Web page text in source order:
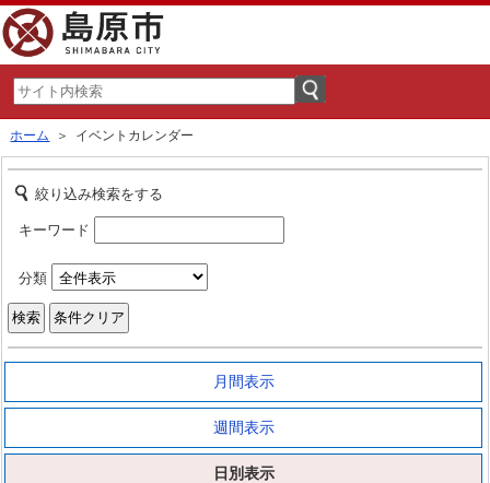
ホーム ＞ イベントカレンダー
絞り込み検索をする
キーワード
分類
月間表示
週間表示
日別表示